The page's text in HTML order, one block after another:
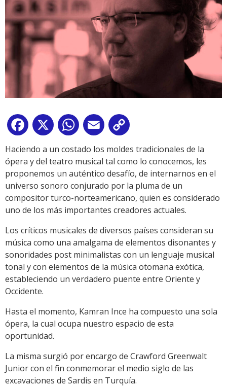
Facebook
X WhatsApp
Email
Link
Haciendo a un costado los moldes tradicionales de la
ópera y del teatro musical tal como lo conocemos, les
proponemos un auténtico desafío, de internarnos en el
universo sonoro conjurado por la pluma de un
compositor turco-norteamericano, quien es considerado
uno de los más importantes creadores actuales.
Los críticos musicales de diversos países consideran su
música como una amalgama de elementos disonantes y
sonoridades post minimalistas con un lenguaje musical
tonal y con elementos de la música otomana exótica,
estableciendo un verdadero puente entre Oriente y
Occidente.
Hasta el momento, Kamran Ince ha compuesto una sola
ópera, la cual ocupa nuestro espacio de esta
oportunidad.
La misma surgió por encargo de Crawford Greenwalt
Junior con el fin conmemorar el medio siglo de las
excavaciones de Sardis en Turquía.